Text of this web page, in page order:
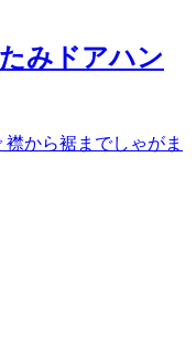
みドアハン
から裾までしゃがま